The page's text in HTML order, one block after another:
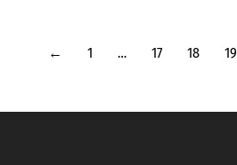
← 1 … 17 18 19